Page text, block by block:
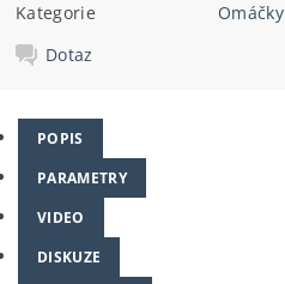
Kategorie
Omáčky
Dotaz
POPIS
PARAMETRY
VIDEO
DISKUZE